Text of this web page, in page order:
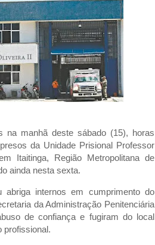
na manhã deste sábado (15), horas
da Unidade Prisional Professor
Itaitinga, Região Metropolitana de
ainda nesta sexta.
internos em cumprimento do
da Administração Penitenciária
de confiança e fugiram do local
profissional.